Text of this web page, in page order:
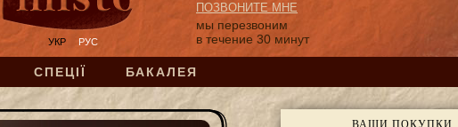
СПЕЦІЇ БАКАЛЕЯ
УКР РУС
ВАШИ ПОКУПКИ
ПОЗВОНИТЕ МНЕ
мы перезвоним
в течение 30 минут